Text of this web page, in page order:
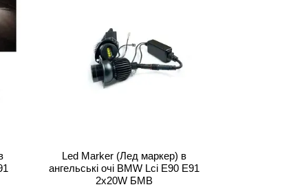
Led Marker (Лед маркер) в
ангельські очі BMW Lci E90 E91
2х20W БМВ